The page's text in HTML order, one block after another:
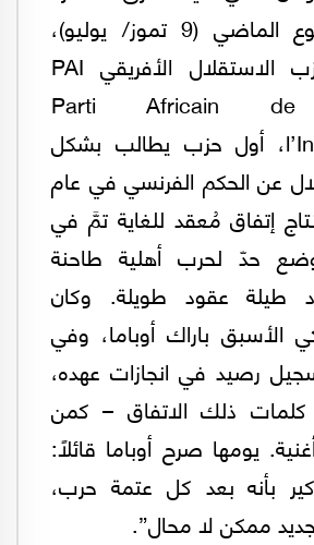
لميلاده الأسبوع الماضي (9 تموز/ يوليو)،
متأخراً عن حزب الاستقلال الأفريقي PAI
(بالفرنسية: Parti Africain de
l’Indépendance، أول حزب يطالب بشكل
عن الحكم الفرنسي في عام
نتاج إتفاق مُعقد للغاية تمَّ في
2005 لوضع حدّ لحرب أهلية طاحنة
طيلة عقود طويلة. وكان
الأسبق باراك أوباما، وفي
رصيد في انجازات عهده،
ذلك الاتفاق – كمن
يومها صرح أوباما قائلاً:
بأنه بعد كل عتمة حرب،
ممكن لا محال”.